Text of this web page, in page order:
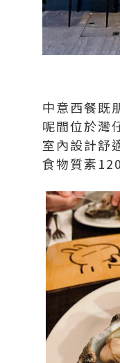
中意西餐既
呢間位於灣
室內設計舒
食物質素